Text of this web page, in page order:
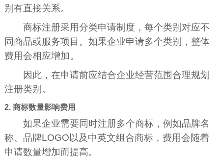
别有直接关系。
商标注册采用分类申请制度，每个类别对应不
同商品或服务项目。如果企业申请多个类别，整体
费用会相应增加。
因此，在申请前应结合企业经营范围合理规划
注册类别。
2. 商标数量影响费用
如果企业需要同时注册多个商标，例如品牌名
称、品牌LOGO以及中英文组合商标，费用会随着
申请数量增加而提高。